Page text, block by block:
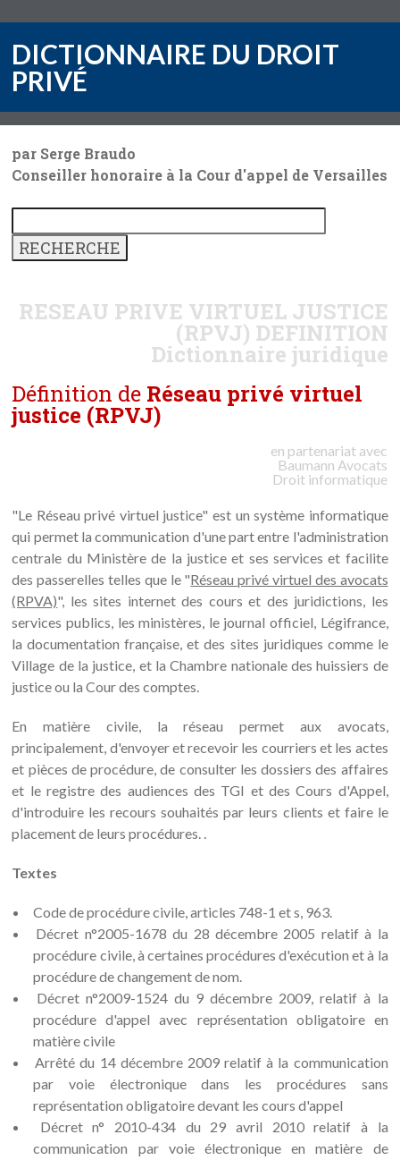
DICTIONNAIRE DU DROIT
PRIVÉ
par Serge Braudo
Conseiller honoraire à la Cour d'appel de Versailles
RESEAU PRIVE VIRTUEL JUSTICE
(RPVJ) DEFINITION
Dictionnaire juridique
Définition de Réseau privé virtuel
justice (RPVJ)
en partenariat avec
Baumann Avocats
Droit informatique
"Le Réseau privé virtuel justice" est un système informatique
qui permet la communication d'une part entre l'administration
centrale du Ministère de la justice et ses services et facilite
des passerelles telles que le "Réseau privé virtuel des avocats
(RPVA)", les sites internet des cours et des juridictions, les
services publics, les ministères, le journal officiel, Légifrance,
la documentation française, et des sites juridiques comme le
Village de la justice, et la Chambre nationale des huissiers de
justice ou la Cour des comptes.
En matière civile, la réseau permet aux avocats,
principalement, d'envoyer et recevoir les courriers et les actes
et pièces de procédure, de consulter les dossiers des affaires
et le registre des audiences des TGI et des Cours d'Appel,
d'introduire les recours souhaités par leurs clients et faire le
placement de leurs procédures. .
Textes
Code de procédure civile, articles 748-1 et s, 963.
Décret n°2005-1678 du 28 décembre 2005 relatif à la
procédure civile, à certaines procédures d'exécution et à la
procédure de changement de nom.
Décret n°2009-1524 du 9 décembre 2009, relatif à la
procédure d'appel avec représentation obligatoire en
matière civile
Arrêté du 14 décembre 2009 relatif à la communication
par voie électronique dans les procédures sans
représentation obligatoire devant les cours d'appel
Décret n° 2010-434 du 29 avril 2010 relatif à la
communication par voie électronique en matière de